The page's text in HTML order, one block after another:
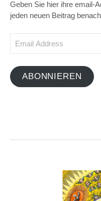
Geben Sie hier ihre email-
jeden neuen Beitrag
ABONNIEREN